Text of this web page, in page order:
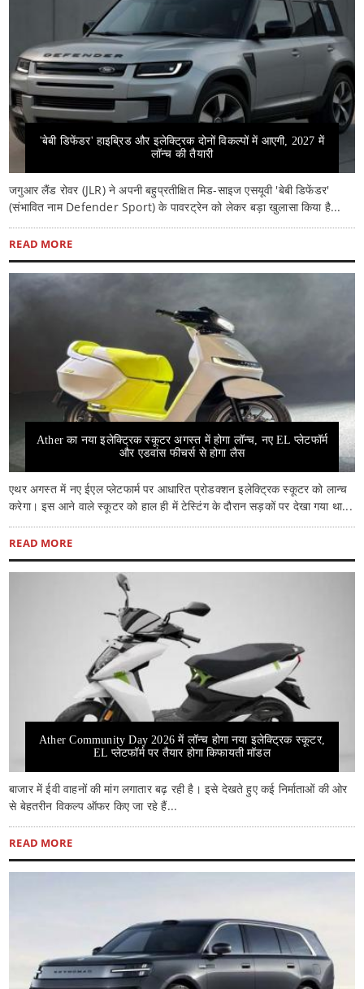
'बेबी डिफेंडर' हाइब्रिड और इलेक्ट्रिक दोनों विकल्पों में आएगी, 2027 में
लॉन्च की तैयारी
जगुआर लैंड रोवर (JLR) ने अपनी बहुप्रतीक्षित मिड-साइज एसयूवी 'बेबी डिफेंडर'
(संभावित नाम Defender Sport) के पावरट्रेन को लेकर बड़ा खुलासा किया है...
READ MORE
Ather का नया इलेक्ट्रिक स्कूटर अगस्त में होगा लॉन्च, नए EL प्लेटफॉर्म
और एडवांस फीचर्स से होगा लैस
एथर अगस्त में नए ईएल प्लेटफार्म पर आधारित प्रोडक्शन इलेक्ट्रिक स्कूटर को लान्च
करेगा। इस आने वाले स्कूटर को हाल ही में टेस्टिंग के दौरान सड़कों पर देखा गया था...
READ MORE
Ather Community Day 2026 में लॉन्च होगा नया इलेक्ट्रिक स्कूटर,
EL प्लेटफॉर्म पर तैयार होगा किफायती मॉडल
बाजार में ईवी वाहनों की मांग लगातार बढ़ रही है। इसे देखते हुए कई निर्माताओं की ओर
से बेहतरीन विकल्प ऑफर किए जा रहे हैं...
READ MORE